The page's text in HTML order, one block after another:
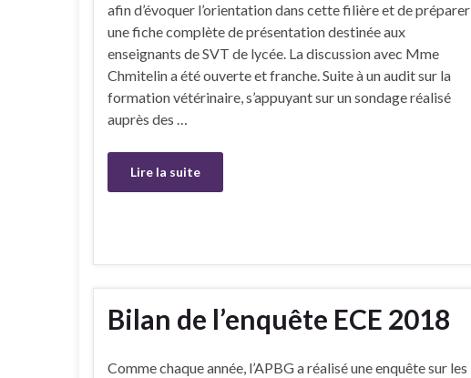
afin d’évoquer l’orientation dans cette filière et de préparer
une fiche complète de présentation destinée aux
enseignants de SVT de lycée. La discussion avec Mme
Chmitelin a été ouverte et franche. Suite à un audit sur la
formation vétérinaire, s’appuyant sur un sondage réalisé
auprès des …
Lire la suite
Bilan de l’enquête ECE 2018
Comme chaque année, l’APBG a réalisé une enquête sur les